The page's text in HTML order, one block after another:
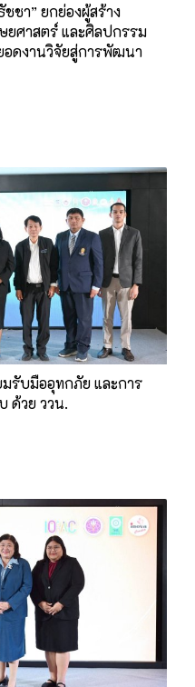
ชา” ยกย่องผู้สร้าง
ศาสตร์ และศิลปกรรม
อดงานวิจัยสู่การพัฒนา
มรับมืออุทกภัย และการ
ด้วย ววน.